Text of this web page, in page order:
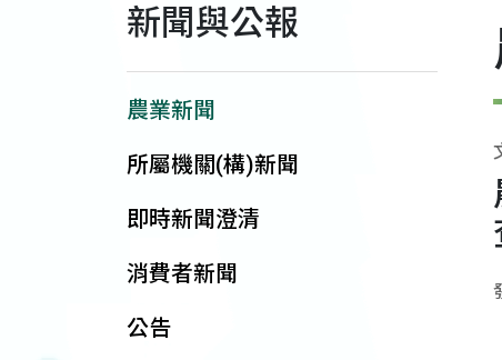
新聞與公報
農業新聞
所屬機關(構)新聞
即時新聞澄清
消費者新聞
公告